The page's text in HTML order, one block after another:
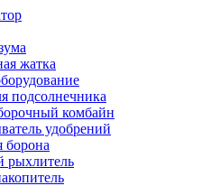
жатка
подсолнечника
комбайн
удобрений
борона
рыхлитель